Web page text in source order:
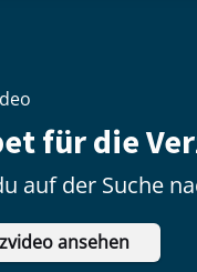
für die
auf der Suche
ansehen